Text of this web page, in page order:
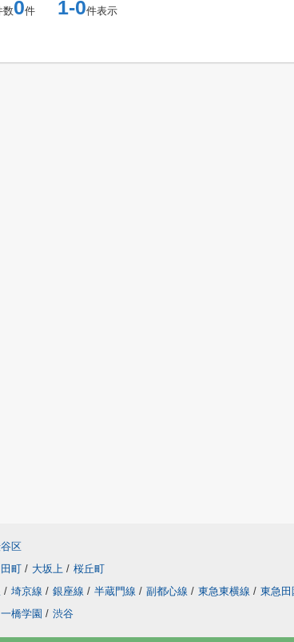
数0件 1-0件表示
区
田町 / 大坂上 / 桜丘町
/ 埼京線 / 銀座線 / 半蔵門線 / 副都心線 / 東急東横線 / 東急田
一橋学園 / 渋谷